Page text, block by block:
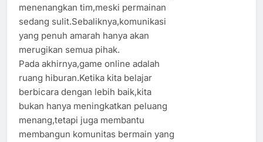
menenangkan tim,meski permainan
sedang sulit.Sebaliknya,komunikasi
yang penuh amarah hanya akan
merugikan semua pihak.
Pada akhirnya,game online adalah
ruang hiburan.Ketika kita belajar
berbicara dengan lebih baik,kita
bukan hanya meningkatkan peluang
menang,tetapi juga membantu
membangun komunitas bermain yang